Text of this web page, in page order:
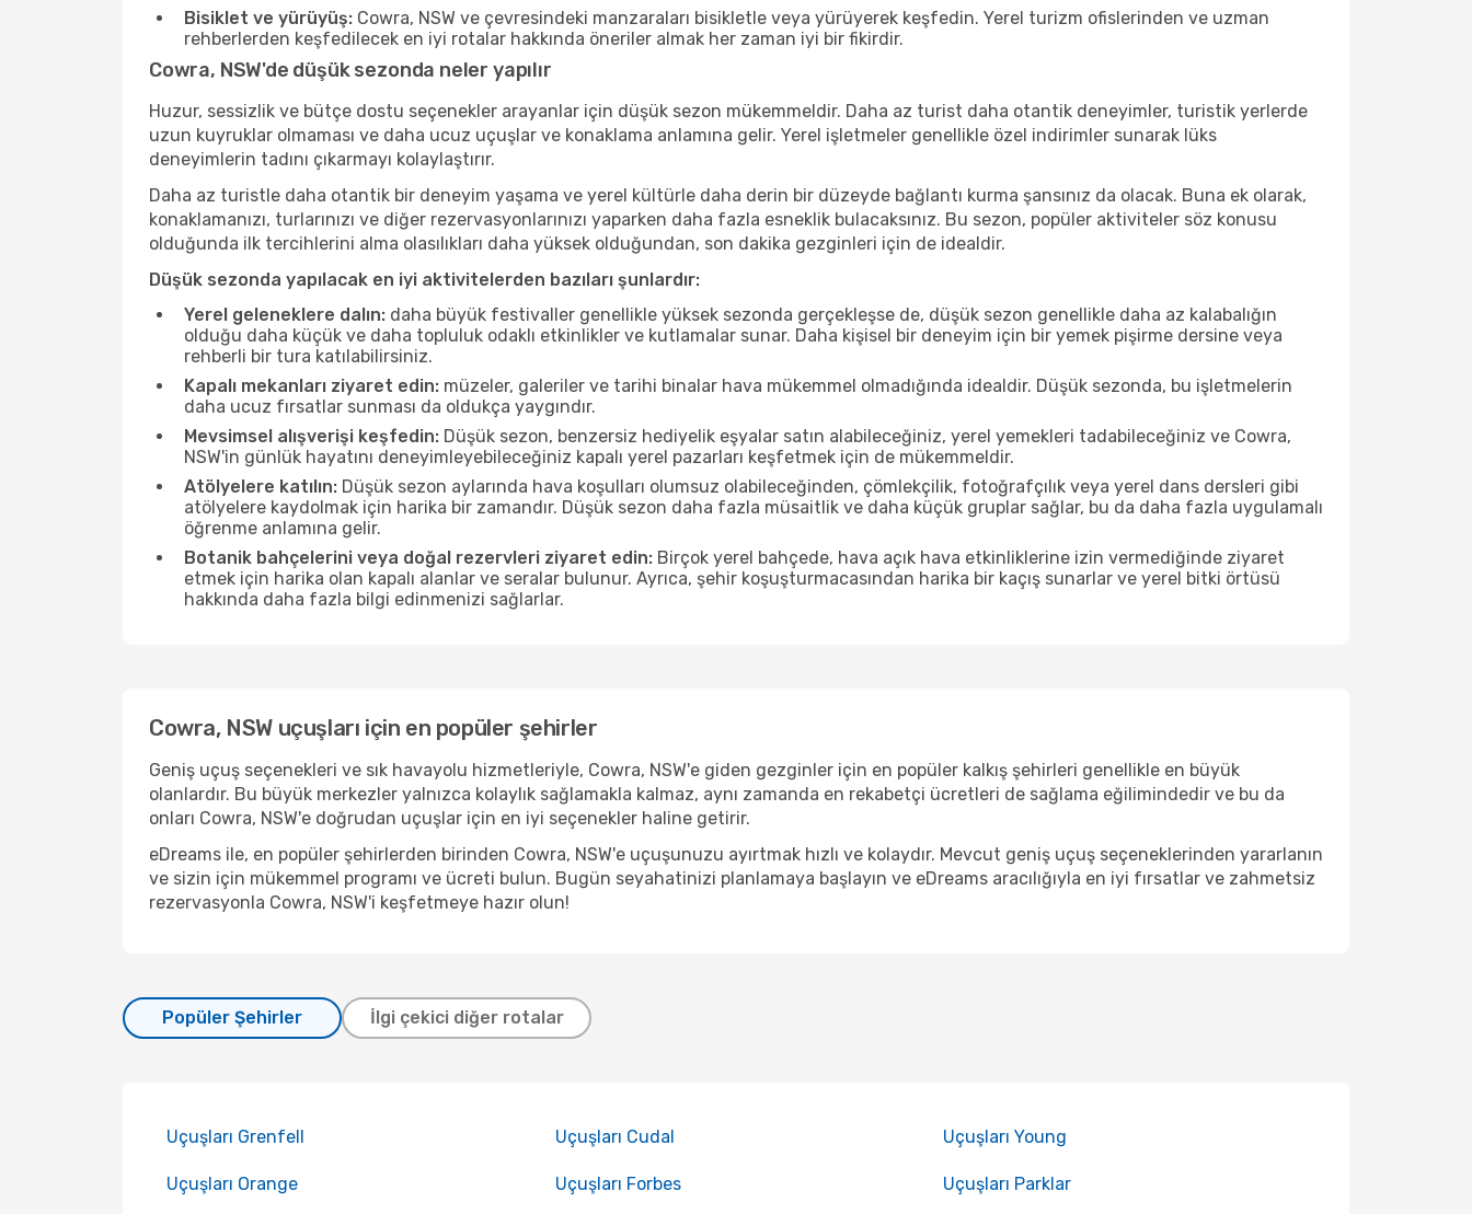
Bisiklet ve yürüyüş: Cowra, NSW ve çevresindeki manzaraları bisikletle veya yürüyerek keşfedin. Yerel turizm ofislerinden ve uzman
rehberlerden keşfedilecek en iyi rotalar hakkında öneriler almak her zaman iyi bir fikirdir.
Cowra, NSW'de düşük sezonda neler yapılır
Huzur, sessizlik ve bütçe dostu seçenekler arayanlar için düşük sezon mükemmeldir. Daha az turist daha otantik deneyimler, turistik yerlerde
uzun kuyruklar olmaması ve daha ucuz uçuşlar ve konaklama anlamına gelir. Yerel işletmeler genellikle özel indirimler sunarak lüks
deneyimlerin tadını çıkarmayı kolaylaştırır.
Daha az turistle daha otantik bir deneyim yaşama ve yerel kültürle daha derin bir düzeyde bağlantı kurma şansınız da olacak. Buna ek olarak,
konaklamanızı, turlarınızı ve diğer rezervasyonlarınızı yaparken daha fazla esneklik bulacaksınız. Bu sezon, popüler aktiviteler söz konusu
olduğunda ilk tercihlerini alma olasılıkları daha yüksek olduğundan, son dakika gezginleri için de idealdir.
Düşük sezonda yapılacak en iyi aktivitelerden bazıları şunlardır:
Yerel geleneklere dalın: daha büyük festivaller genellikle yüksek sezonda gerçekleşse de, düşük sezon genellikle daha az kalabalığın
olduğu daha küçük ve daha topluluk odaklı etkinlikler ve kutlamalar sunar. Daha kişisel bir deneyim için bir yemek pişirme dersine veya
rehberli bir tura katılabilirsiniz.
Kapalı mekanları ziyaret edin: müzeler, galeriler ve tarihi binalar hava mükemmel olmadığında idealdir. Düşük sezonda, bu işletmelerin
daha ucuz fırsatlar sunması da oldukça yaygındır.
Mevsimsel alışverişi keşfedin: Düşük sezon, benzersiz hediyelik eşyalar satın alabileceğiniz, yerel yemekleri tadabileceğiniz ve Cowra,
NSW'in günlük hayatını deneyimleyebileceğiniz kapalı yerel pazarları keşfetmek için de mükemmeldir.
Atölyelere katılın: Düşük sezon aylarında hava koşulları olumsuz olabileceğinden, çömlekçilik, fotoğrafçılık veya yerel dans dersleri gibi
atölyelere kaydolmak için harika bir zamandır. Düşük sezon daha fazla müsaitlik ve daha küçük gruplar sağlar, bu da daha fazla uygulamalı
öğrenme anlamına gelir.
Botanik bahçelerini veya doğal rezervleri ziyaret edin: Birçok yerel bahçede, hava açık hava etkinliklerine izin vermediğinde ziyaret
etmek için harika olan kapalı alanlar ve seralar bulunur. Ayrıca, şehir koşuşturmacasından harika bir kaçış sunarlar ve yerel bitki örtüsü
hakkında daha fazla bilgi edinmenizi sağlarlar.
Cowra, NSW uçuşları için en popüler şehirler
Geniş uçuş seçenekleri ve sık havayolu hizmetleriyle, Cowra, NSW'e giden gezginler için en popüler kalkış şehirleri genellikle en büyük
olanlardır. Bu büyük merkezler yalnızca kolaylık sağlamakla kalmaz, aynı zamanda en rekabetçi ücretleri de sağlama eğilimindedir ve bu da
onları Cowra, NSW'e doğrudan uçuşlar için en iyi seçenekler haline getirir.
eDreams ile, en popüler şehirlerden birinden Cowra, NSW'e uçuşunuzu ayırtmak hızlı ve kolaydır. Mevcut geniş uçuş seçeneklerinden yararlanın
ve sizin için mükemmel programı ve ücreti bulun. Bugün seyahatinizi planlamaya başlayın ve eDreams aracılığıyla en iyi fırsatlar ve zahmetsiz
rezervasyonla Cowra, NSW'i keşfetmeye hazır olun!
Popüler Şehirler İlgi çekici diğer rotalar
Uçuşları Grenfell Uçuşları Cudal Uçuşları Young
Uçuşları Orange Uçuşları Forbes Uçuşları Parklar